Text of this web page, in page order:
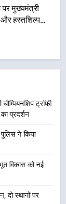
संगठनात्मक
पर की जाएगी
समयबद्ध एवं
करने के
कोई समझौता
ट्रॉफी
प्रदर्शन
ने किया
विकास को नई
दो स्थानों पर